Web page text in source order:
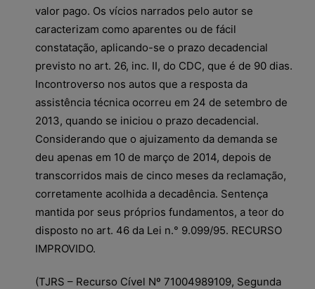
valor pago. Os vícios narrados pelo autor se
caracterizam como aparentes ou de fácil
constatação, aplicando-se o prazo decadencial
previsto no art. 26, inc. II, do CDC, que é de 90 dias.
Incontroverso nos autos que a resposta da
assistência técnica ocorreu em 24 de setembro de
2013, quando se iniciou o prazo decadencial.
Considerando que o ajuizamento da demanda se
deu apenas em 10 de março de 2014, depois de
transcorridos mais de cinco meses da reclamação,
corretamente acolhida a decadência. Sentença
mantida por seus próprios fundamentos, a teor do
disposto no art. 46 da Lei n.° 9.099/95. RECURSO
IMPROVIDO.
(TJRS – Recurso Cível Nº 71004989109, Segunda